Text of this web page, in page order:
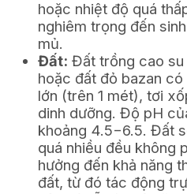
hoặc nhiệt độ quá
nghiêm trọng đến
mủ.
Đất: Đất trồng cao su
hoặc đất đỏ bazan
lớn (trên 1 mét), tơi
dinh dưỡng. Độ pH
khoảng 4.5−6.5. Đất
quá nhiều đều không
hưởng đến khả năng
đất, từ đó tác động